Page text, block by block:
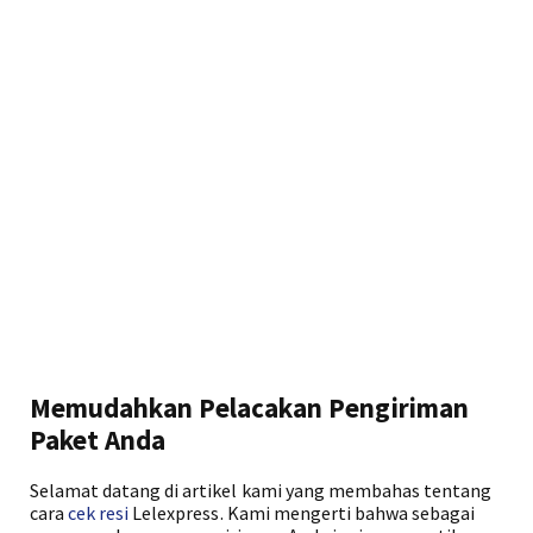
Memudahkan Pelacakan Pengiriman
Paket Anda
Selamat datang di artikel kami yang membahas tentang
caracek resi Lelexpress. Kami mengerti bahwa sebagai